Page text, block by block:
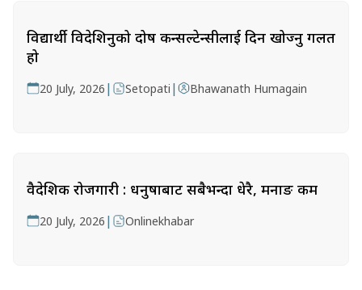
विद्यार्थी विदेशिनुको दोष कन्सल्टेन्सीलाई दिन खोज्नु गलत
हो
20 July, 2026 | Setopati | Bhawanath Humagain
वैदेशिक रोजगारी : धनुषाबाट सबैभन्दा धेरै, मनाङ कम
20 July, 2026 | Onlinekhabar